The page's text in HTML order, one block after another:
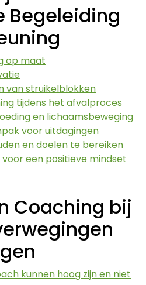
Begeleiding
op maat
van struikelblokken
tijdens het afvalproces
en lichaamsbeweging
voor uitdagingen
en doelen te bereiken
een positieve mindset
Coaching bij
kunnen hoog zijn en niet